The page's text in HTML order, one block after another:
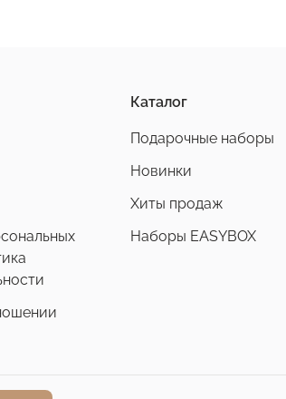
Каталог
Подарочные наборы
Новинки
Хиты продаж
Наборы EASYBOX